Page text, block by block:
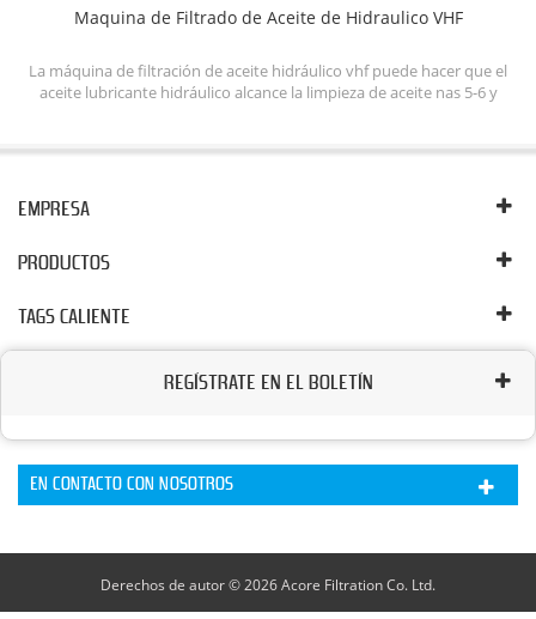
Maquina de Filtrado de Aceite de Hidraulico VHF
La máquina de filtración de aceite hidráulico vhf puede hacer que el
aceite lubricante hidráulico alcance la limpieza de aceite nas 5-6 y
hidráulico eliminando la eliminación del agua libre, emulsionada y
EMPRESA
PRODUCTOS
TAGS CALIENTE
REGÍSTRATE EN EL BOLETÍN
EN CONTACTO CON NOSOTROS
Derechos de autor © 2026 Acore Filtration Co. Ltd.